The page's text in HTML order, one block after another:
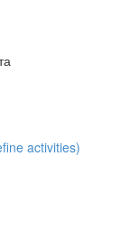
activities)